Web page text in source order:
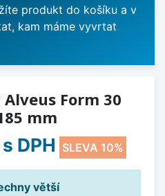
produkt do košíku a v
kam máme vyvrtat
Form 30
mm
s DPH SLEVA 10%
větší